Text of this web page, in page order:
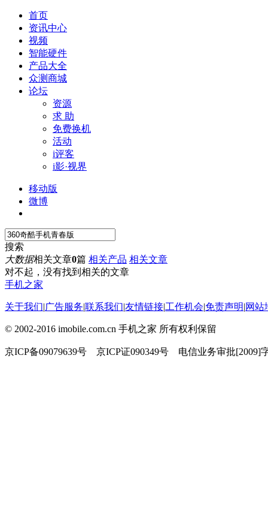
首页
资讯中心
视频
智能硬件
产品大全
众测商城
论坛
资源
求 助
免费换机
活动
i评客
i影·视界
移动版
微博
搜索
大数据相关文章0篇 相关产品 相关文章
对不起，没有找到相关的文章
手机之家
关于我们|广告服务|联系我们|友情链接|工作机会|免责声明|网站
© 2002-2016 imobile.com.cn 手机之家 所有权利保留
京ICP备09079639号 京ICP证090349号 电信业务审批[2009]